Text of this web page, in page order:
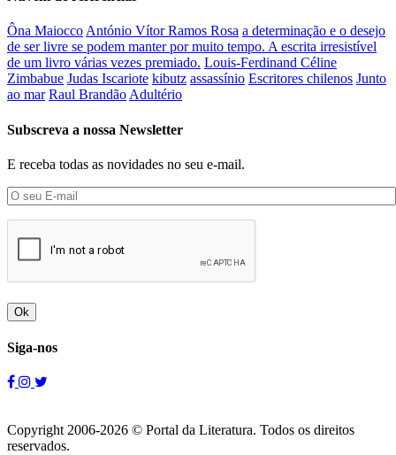
Ôna Maiocco António Vítor Ramos Rosa a determinação e o desejo
de ser livre se podem manter por muito tempo. A escrita irresistível
de um livro várias vezes premiado. Louis-Ferdinand Céline
Zimbabue Judas Iscariote kibutz assassínio Escritores chilenos Junto
ao mar Raul Brandão Adultério
Subscreva a nossa Newsletter
E receba todas as novidades no seu e-mail.
Ok
Siga-nos
Copyright 2006-2026 © Portal da Literatura. Todos os direitos
reservados.